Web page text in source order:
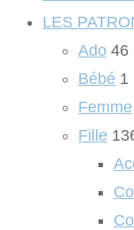
LES
Ado 46
Bébé 1
Femme
Fille